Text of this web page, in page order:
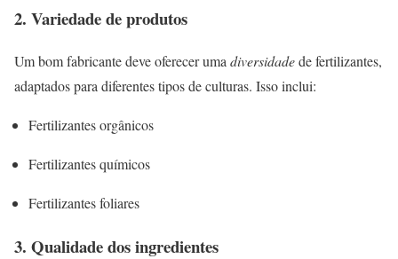
2. Variedade de produtos
Um bom fabricante deve oferecer umadiversidadede fertilizantes,
adaptados para diferentes tipos de culturas. Isso inclui:
Fertilizantes orgânicos
Fertilizantes químicos
Fertilizantes foliares
3. Qualidade dos ingredientes